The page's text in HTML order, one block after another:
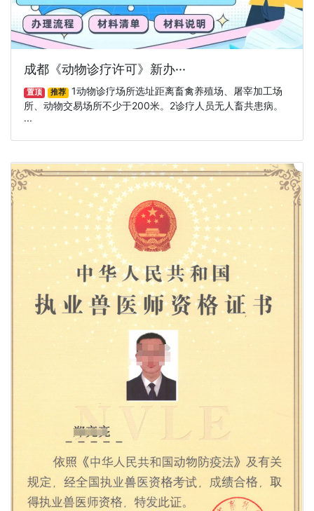
成都《动物诊疗许可》新办···
置顶 推荐
1动物诊疗场所选址距离畜禽养殖场、屠宰加工场
所、动物交易场所不少于200米。2诊疗人员无人畜共患病。
···